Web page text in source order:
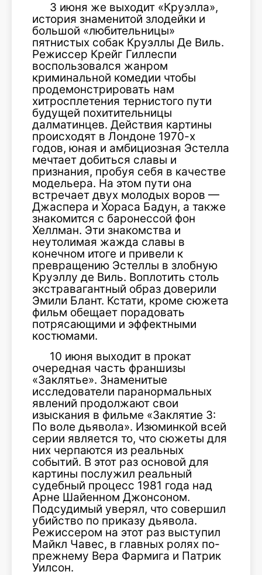
3 июня же выходит «Круэлла»,
история знаменитой злодейки и
большой «любительницы»
пятнистых собак Круэллы Де Виль.
Режиссер Крейг Гиллеспи
воспользовался жанром
криминальной комедии чтобы
продемонстрировать нам
хитросплетения тернистого пути
будущей похитительницы
далматинцев. Действия картины
происходят в Лондоне 1970-х
годов, юная и амбициозная Эстелла
мечтает добиться славы и
признания, пробуя себя в качестве
модельера. На этом пути она
встречает двух молодых воров —
Джаспера и Хораса Бадун, а также
знакомится с баронессой фон
Хеллман. Эти знакомства и
неутолимая жажда славы в
конечном итоге и привели к
превращению Эстеллы в злобную
Круэллу де Виль. Воплотить столь
экстравагантный образ доверили
Эмили Блант. Кстати, кроме сюжета
фильм обещает порадовать
потрясающими и эффектными
костюмами.
10 июня выходит в прокат
очередная часть франшизы
«Заклятье». Знаменитые
исследователи паранормальных
явлений продолжают свои
изыскания в фильме «Заклятие 3:
По воле дьявола». Изюминкой всей
серии является то, что сюжеты для
них черпаются из реальных
событий. В этот раз основой для
картины послужил реальный
судебный процесс 1981 года над
Арне Шайенном Джонсоном.
Подсудимый уверял, что совершил
убийство по приказу дьявола.
Режиссером на этот раз выступил
Майкл Чавес, в главных ролях по-
прежнему Вера Фармига и Патрик
Уилсон.